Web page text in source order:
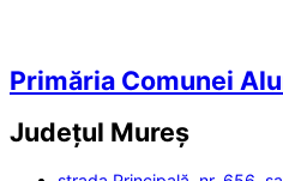
Primăria Comunei
Județul Mureș